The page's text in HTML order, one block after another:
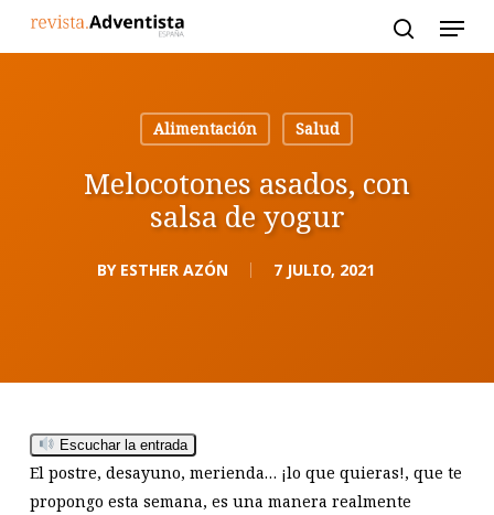
Alimentación
Salud
Melocotones asados, con
salsa de yogur
BY ESTHER AZÓN 7 JULIO, 2021
Escuchar la entrada
El postre, desayuno, merienda… ¡lo que quieras!, que te
propongo esta semana, es una manera realmente